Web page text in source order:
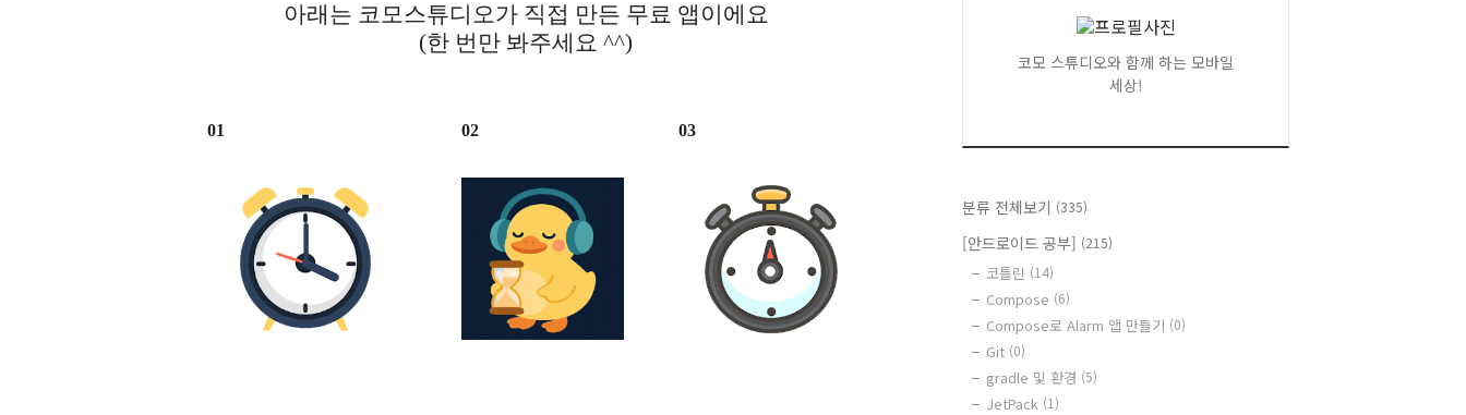
아래는 코모스튜디오가 직접 만든 무료 앱이에요
(한 번만 봐주세요 ^^)
01 02 03
코모 스튜디오와 함께 하는 모바일
세상!
분류 전체보기 (335)
[안드로이드 공부] (215)
코틀린 (14)
Compose (6)
Compose로 Alarm 앱 만들기 (0)
Git (0)
gradle 및 환경 (5)
JetPack (1)